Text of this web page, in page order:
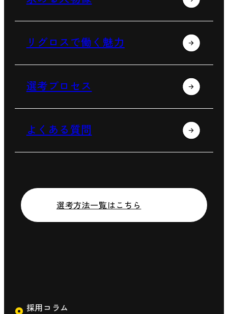
リグロスで働く魅力
選考プロセス
よくある質問
選考方法一覧はこちら
採用コラム